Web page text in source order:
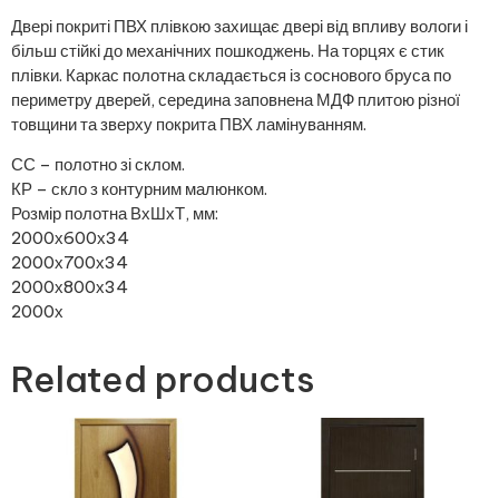
Двері покриті ПВХ плівкою захищає двері від впливу вологи і
більш стійкі до механічних пошкоджень. На торцях є стик
плівки. Каркас полотна складається із соснового бруса по
периметру дверей, середина заповнена МДФ плитою різної
товщини та зверху покрита ПВХ ламінуванням.
СС – полотно зі склом.
КР – скло з контурним малюнком.
Розмір полотна ВхШхТ, мм:
2000х600х34
2000х700х34
2000х800х34
2000х
Related products